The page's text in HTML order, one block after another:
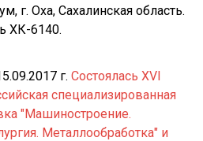
г. Оха, Сахалинская область.
ХК-6140.
г. Состоялась XVI
специализированная
"Машиностроение.
Металлообработка" и